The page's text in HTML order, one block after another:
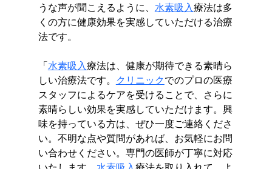
うな声が聞こえるように、 水素吸入療法は多
くの方に健康効果を実感していただける治療
法です。
「水素吸入療法は、健康が期待できる素晴ら
しい治療法です。
クリニックでのプロの医療
スタッフによるケアを受けることで、さらに
素晴らしい効果を実感していただけます。興
味を持っている方は、ぜひ一度ご連絡くださ
い。不明な点や質問があれば、お気軽にお問
い合わせください。専門の医師が丁寧に対応